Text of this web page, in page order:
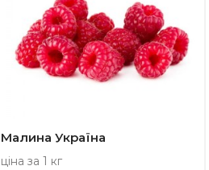
Малина Україна
ціна за 1 кг